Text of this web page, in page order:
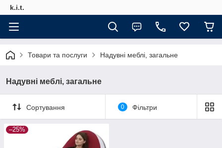
k.i.t.
Товари та послуги Надувні меблі, загальне
Надувні меблі, загальне
Сортування 0 Фільтри
–25%